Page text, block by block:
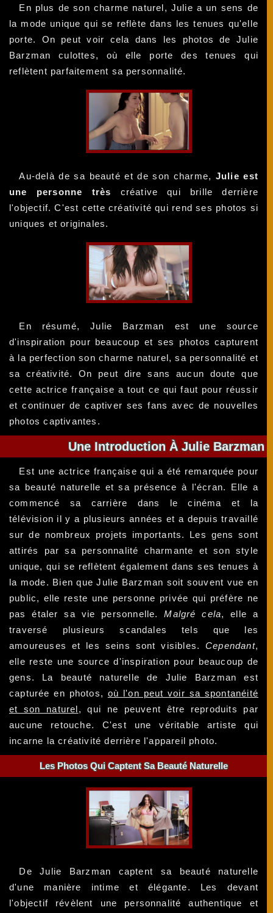
En plus de son charme naturel, Julie a un sens de
la mode unique qui se reflète dans les tenues qu'elle
porte. On peut voir cela dans les photos de Julie
Barzman culottes, où elle porte des tenues qui
reflètent parfaitement sa personnalité.
Au-delà de sa beauté et de son charme, Julie est
une personne très créative qui brille derrière
l'objectif. C'est cette créativité qui rend ses photos si
uniques et originales.
En résumé, Julie Barzman est une source
d'inspiration pour beaucoup et ses photos capturent
à la perfection son charme naturel, sa personnalité et
sa créativité. On peut dire sans aucun doute que
cette actrice française a tout ce qui faut pour réussir
et continuer de captiver ses fans avec de nouvelles
photos captivantes.
Une Introduction À Julie Barzman
Est une actrice française qui a été remarquée pour
sa beauté naturelle et sa présence à l'écran. Elle a
commencé sa carrière dans le cinéma et la
télévision il y a plusieurs années et a depuis travaillé
sur de nombreux projets importants. Les gens sont
attirés par sa personnalité charmante et son style
unique, qui se reflètent également dans ses tenues à
la mode. Bien que Julie Barzman soit souvent vue en
public, elle reste une personne privée qui préfère ne
pas étaler sa vie personnelle.Malgré cela, elle a
traversé plusieurs scandales tels que les
amoureuses et les seins sont visibles.Cependant,
elle reste une source d'inspiration pour beaucoup de
gens. La beauté naturelle de Julie Barzman est
capturée en photos, où l'on peut voir sa spontanéité
et son naturel, qui ne peuvent être reproduits par
aucune retouche. C'est une véritable artiste qui
incarne la créativité derrière l'appareil photo.
Les Photos Qui Captent Sa Beauté Naturelle
De Julie Barzman captent sa beauté naturelle
d'une manière intime et élégante. Les devant
l'objectif révèlent une personnalité authentique et